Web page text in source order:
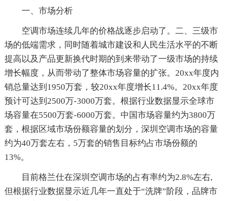
一、市场分析
空调市场连续几年的价格战逐步启动了。二、三级市
场的低端需求，同时随着城市建设和人民生活水平的不断
提高以及产品更新换代时期的到来带动了一级市场的持续
增长幅度，从而带动了整体市场容量的扩张。20xx年度内
销总量达到1950万套，较20xx年度增长11.4%。20xx年度
预计可达到2500万-3000万套。根据行业数据显示全球市
场容量在5500万套-6000万套。中国市场容量约为3800万
套，根据区域市场份额容量的划分，深圳空调市场的容量
约为40万套左右，5万套的销售目标约占市场份额的
13%。
目前格兰仕在深圳空调市场的占有率约为2.8%左右,
但根据行业数据显示近几年一直处于“洗牌”阶段，品牌市